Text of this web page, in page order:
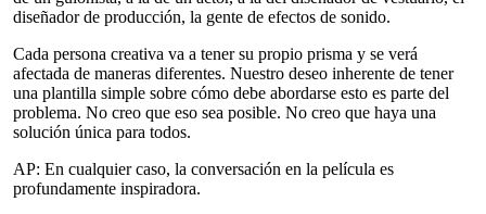
diseñador de producción, la gente de efectos de sonido.
Cada persona creativa va a tener su propio prisma y se verá
afectada de maneras diferentes. Nuestro deseo inherente de tener
una plantilla simple sobre cómo debe abordarse esto es parte del
problema. No creo que eso sea posible. No creo que haya una
solución única para todos.
AP: En cualquier caso, la conversación en la película es
profundamente inspiradora.